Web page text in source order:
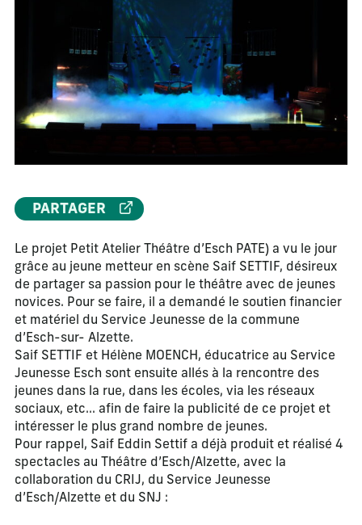
Le projet Petit Atelier Théâtre d’Esch PATE) a vu le jour
grâce au jeune metteur en scène Saif SETTIF, désireux
de partager sa passion pour le théâtre avec de jeunes
novices. Pour se faire, il a demandé le soutien financier
et matériel du Service Jeunesse de la commune
d’Esch-sur- Alzette.
Saif SETTIF et Hélène MOENCH, éducatrice au Service
Jeunesse Esch sont ensuite allés à la rencontre des
jeunes dans la rue, dans les écoles, via les réseaux
sociaux, etc… afin de faire la publicité de ce projet et
intéresser le plus grand nombre de jeunes.
Pour rappel, Saif Eddin Settif a déjà produit et réalisé 4
spectacles au Théâtre d’Esch/Alzette, avec la
collaboration du CRIJ, du Service Jeunesse
d’Esch/Alzette et du SNJ :
PARTAGER